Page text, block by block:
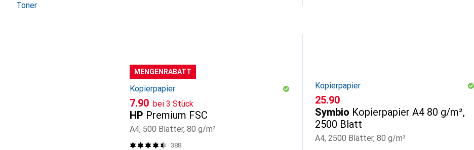
Toner
MENGENRABATT
Kopierpapier
CHF
7.90 bei 3 Stück
HP Premium FSC
A4, 500 Blätter, 80 g/m²
388
Kopierpapier
CHF
25.90
Symbio Kopierpapier A4 80 g/m²,
2500 Blatt
A4, 2500 Blätter, 80 g/m²